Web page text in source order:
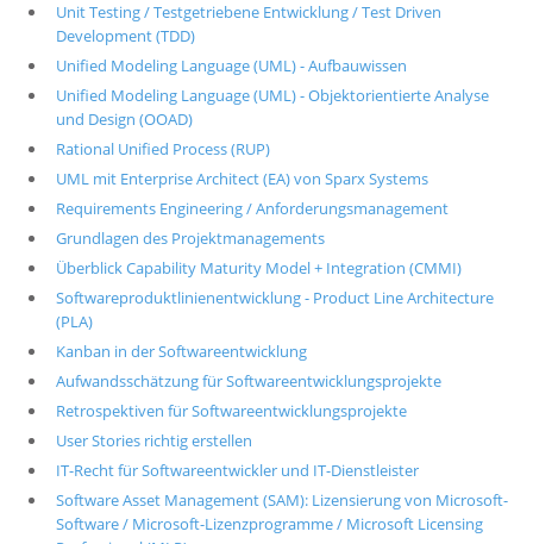
Unit Testing / Testgetriebene Entwicklung / Test Driven
Development (TDD)
Unified Modeling Language (UML) - Aufbauwissen
Unified Modeling Language (UML) - Objektorientierte Analyse
und Design (OOAD)
Rational Unified Process (RUP)
UML mit Enterprise Architect (EA) von Sparx Systems
Requirements Engineering / Anforderungsmanagement
Grundlagen des Projektmanagements
Überblick Capability Maturity Model + Integration (CMMI)
Softwareproduktlinienentwicklung - Product Line Architecture
(PLA)
Kanban in der Softwareentwicklung
Aufwandsschätzung für Softwareentwicklungsprojekte
Retrospektiven für Softwareentwicklungsprojekte
User Stories richtig erstellen
IT-Recht für Softwareentwickler und IT-Dienstleister
Software Asset Management (SAM): Lizensierung von Microsoft-
Software / Microsoft-Lizenzprogramme / Microsoft Licensing